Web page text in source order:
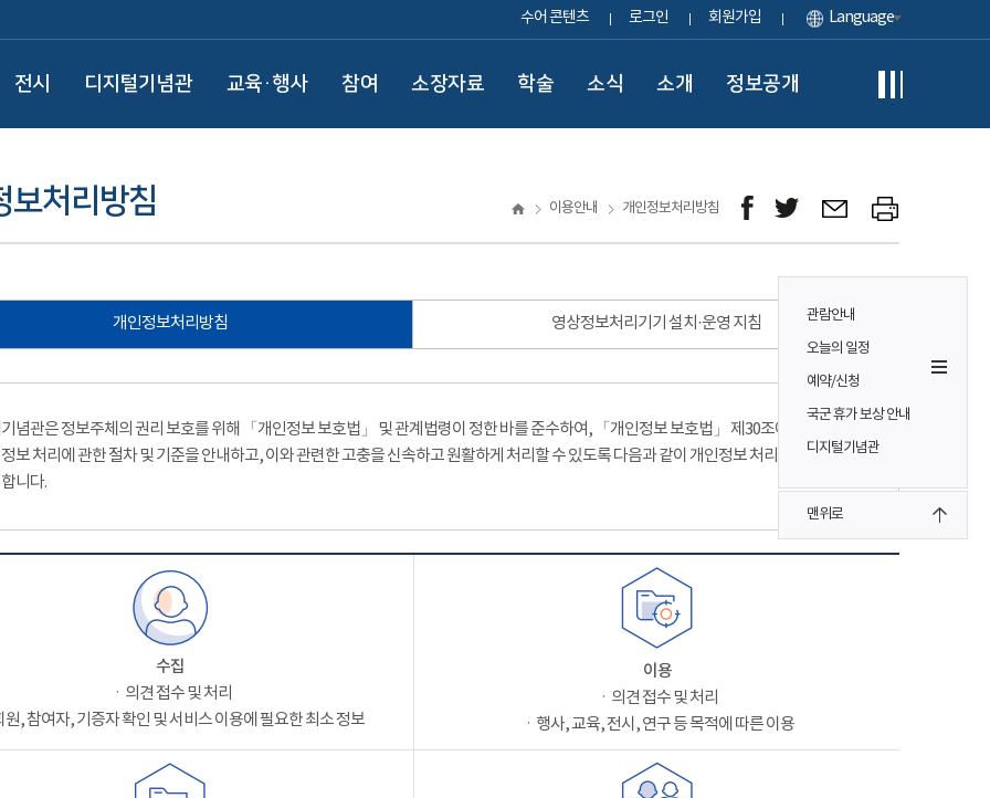
수어 콘텐츠 로그인 회원가입 Language
전시 디지털기념관 교육·행사 참여 소장자료 학술 소식 소개 정보공개
관람안내
오늘의 일정
예약/신청
국군 휴가 보상 안내
디지털기념관
맨위로
보처리방침 이용안내 개인정보처리방침
개인정보처리방침 영상정보처리기기 설치·운영 지침
념관은 정보주체의 권리 보호를 위해 「개인정보 보호법」 및 관계법령이 정한 바를 준수하여, 「개인정보 보호법」 제30조에 따라
보 처리에 관한 절차 및 기준을 안내하고, 이와 관련한 고충을 신속하고 원활하게 처리할 수 있도록 다음과 같이 개인정보 처리방침을
니다.
수집
ㆍ의견 접수 및 처리
원, 참여자, 기증자 확인 및 서비스 이용에 필요한 최소 정보
이용
ㆍ의견 접수 및 처리
ㆍ행사, 교육, 전시, 연구 등 목적에 따른 이용